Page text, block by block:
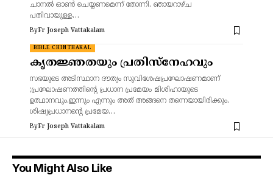
ചാനൽ ഓൺ ചെയ്യണമെന്ന് തോന്നി. ഞായറാഴ്ച
പതിവായുള്ള…
ByFr Joseph Vattakalam
BIBLE CHINTHAKAL
കൃതജ്ഞതയും പ്രതിസ്നേഹവും
സഭയുടെ അടിസ്ഥാന ദൗത്യം സുവിശേഷപ്രഘോഷണമാണ്
;പ്രഘോഷണത്തിന്റെ പ്രധാന പ്രമേയം മിശിഹായുടെ
ഉത്ഥാനവും.ഇന്നും എന്നും അത് അങ്ങനെ തന്നെയായിരിക്കും.
ശിഷ്യപ്രധാനന്റെ പ്രമേയ…
ByFr Joseph Vattakalam
You Might Also Like